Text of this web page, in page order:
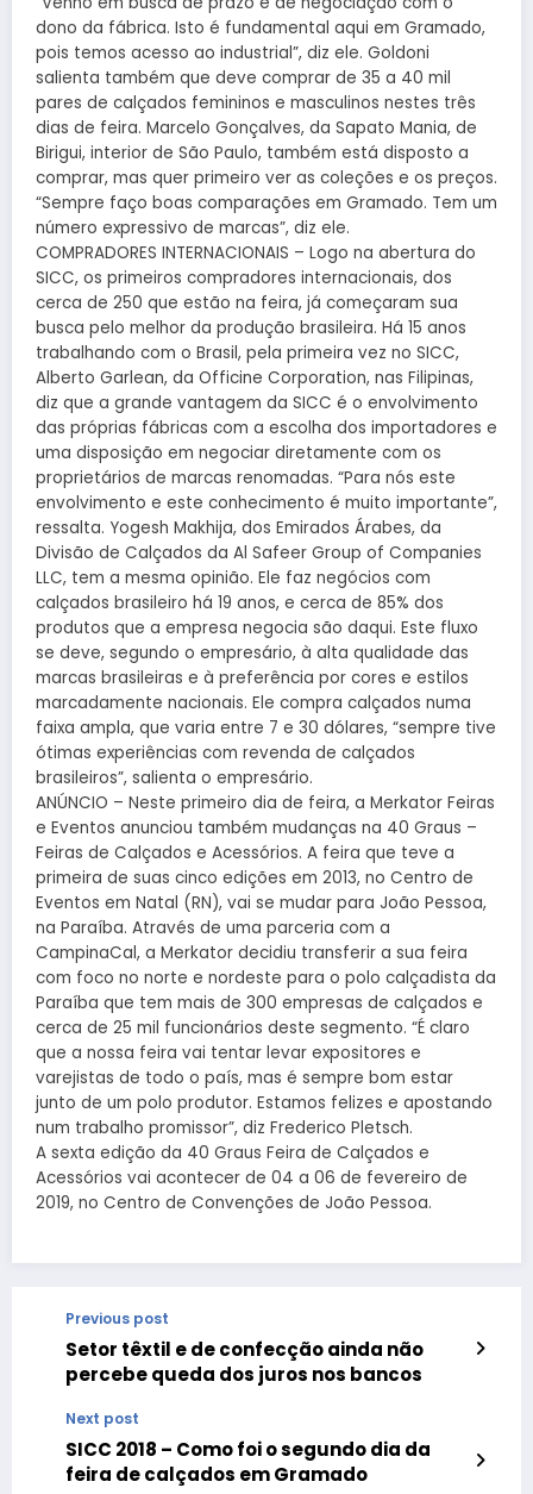
dono da fábrica. Isto é fundamental aqui em Gramado,
pois temos acesso ao industrial”, diz ele. Goldoni
salienta também que deve comprar de 35 a 40 mil
pares de calçados femininos e masculinos nestes três
dias de feira. Marcelo Gonçalves, da Sapato Mania, de
Birigui, interior de São Paulo, também está disposto a
comprar, mas quer primeiro ver as coleções e os preços.
“Sempre faço boas comparações em Gramado. Tem um
número expressivo de marcas”, diz ele.
COMPRADORES INTERNACIONAIS – Logo na abertura do
SICC, os primeiros compradores internacionais, dos
cerca de 250 que estão na feira, já começaram sua
busca pelo melhor da produção brasileira. Há 15 anos
trabalhando com o Brasil, pela primeira vez no SICC,
Alberto Garlean, da Officine Corporation, nas Filipinas,
diz que a grande vantagem da SICC é o envolvimento
das próprias fábricas com a escolha dos importadores e
uma disposição em negociar diretamente com os
proprietários de marcas renomadas. “Para nós este
envolvimento e este conhecimento é muito importante”,
ressalta. Yogesh Makhija, dos Emirados Árabes, da
Divisão de Calçados da Al Safeer Group of Companies
LLC, tem a mesma opinião. Ele faz negócios com
calçados brasileiro há 19 anos, e cerca de 85% dos
produtos que a empresa negocia são daqui. Este fluxo
se deve, segundo o empresário, à alta qualidade das
marcas brasileiras e à preferência por cores e estilos
marcadamente nacionais. Ele compra calçados numa
faixa ampla, que varia entre 7 e 30 dólares, “sempre tive
ótimas experiências com revenda de calçados
brasileiros”, salienta o empresário.
ANÚNCIO – Neste primeiro dia de feira, a Merkator Feiras
e Eventos anunciou também mudanças na 40 Graus –
Feiras de Calçados e Acessórios. A feira que teve a
primeira de suas cinco edições em 2013, no Centro de
Eventos em Natal (RN), vai se mudar para João Pessoa,
na Paraíba. Através de uma parceria com a
CampinaCal, a Merkator decidiu transferir a sua feira
com foco no norte e nordeste para o polo calçadista da
Paraíba que tem mais de 300 empresas de calçados e
cerca de 25 mil funcionários deste segmento. “É claro
que a nossa feira vai tentar levar expositores e
varejistas de todo o país, mas é sempre bom estar
junto de um polo produtor. Estamos felizes e apostando
num trabalho promissor”, diz Frederico Pletsch.
A sexta edição da 40 Graus Feira de Calçados e
Acessórios vai acontecer de 04 a 06 de fevereiro de
2019, no Centro de Convenções de João Pessoa.
Previous post
Setor têxtil e de confecção ainda não
percebe queda dos juros nos bancos
Next post
SICC 2018 – Como foi o segundo dia da
feira de calçados em Gramado